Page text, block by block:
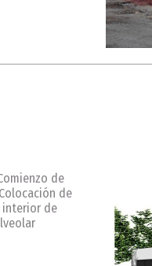
de
de
interior de